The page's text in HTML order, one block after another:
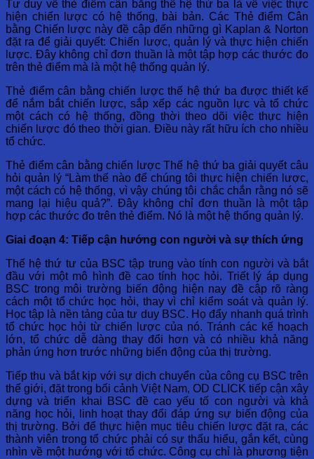
Tư duy về thẻ điểm cân bằng thế hệ thứ ba là về việc thực
hiện chiến lược có hệ thống, bài bản. Các Thẻ điểm Cân
bằng Chiến lược này đề cập đến những gì Kaplan & Norton
đặt ra để giải quyết: Chiến lược, quản lý và thực hiện chiến
lược. Đây không chỉ đơn thuần là một tập hợp các thước đo
trên thẻ điểm mà là một hệ thống quản lý.
Thẻ điểm cân bằng chiến lược thế hệ thứ ba được thiết kế
để nắm bắt chiến lược, sắp xếp các nguồn lực và tổ chức
một cách có hệ thống, đồng thời theo dõi việc thực hiện
chiến lược đó theo thời gian. Điều này rất hữu ích cho nhiều
tổ chức.
Thẻ điểm cân bằng chiến lược Thế hệ thứ ba giải quyết câu
hỏi quản lý “Làm thế nào để chúng tôi thực hiện chiến lược,
một cách có hệ thống, vì vậy chúng tôi chắc chắn rằng nó sẽ
mang lại hiệu quả?”. Đây không chỉ đơn thuần là một tập
hợp các thước đo trên thẻ điểm. Nó là một hệ thống quản lý.
Giai đoạn 4: Tiếp cận hướng con người và sự thích ứng
Thế hệ thứ tư của BSC tập trung vào tính con người và bắt
đầu với một mô hình đề cao tính học hỏi. Triết lý áp dụng
BSC trong môi trường biến động hiện nay đề cập rõ ràng
cách một tổ chức học hỏi, thay vì chỉ kiểm soát và quản lý.
Học tập là nền tảng của tư duy BSC. Họ đẩy nhanh quá trình
tổ chức học hỏi từ chiến lược của nó. Tránh các kế hoạch
lớn, tổ chức dễ dàng thay đổi hơn và có nhiều khả năng
phản ứng hơn trước những biến động của thị trường.
Tiếp thu và bắt kịp với sự dịch chuyển của công cụ BSC trên
thế giới, đặt trong bối cảnh Việt Nam, OD CLICK tiếp cận xây
dựng và triển khai BSC đề cao yếu tố con người và khả
năng học hỏi, linh hoạt thay đổi đáp ứng sự biến động của
thị trường. Bởi để thực hiện mục tiêu chiến lược đặt ra, các
thành viên trong tổ chức phải có sự thấu hiểu, gắn kết, cùng
nhìn về một hướng với tổ chức. Công cụ chỉ là phương tiện